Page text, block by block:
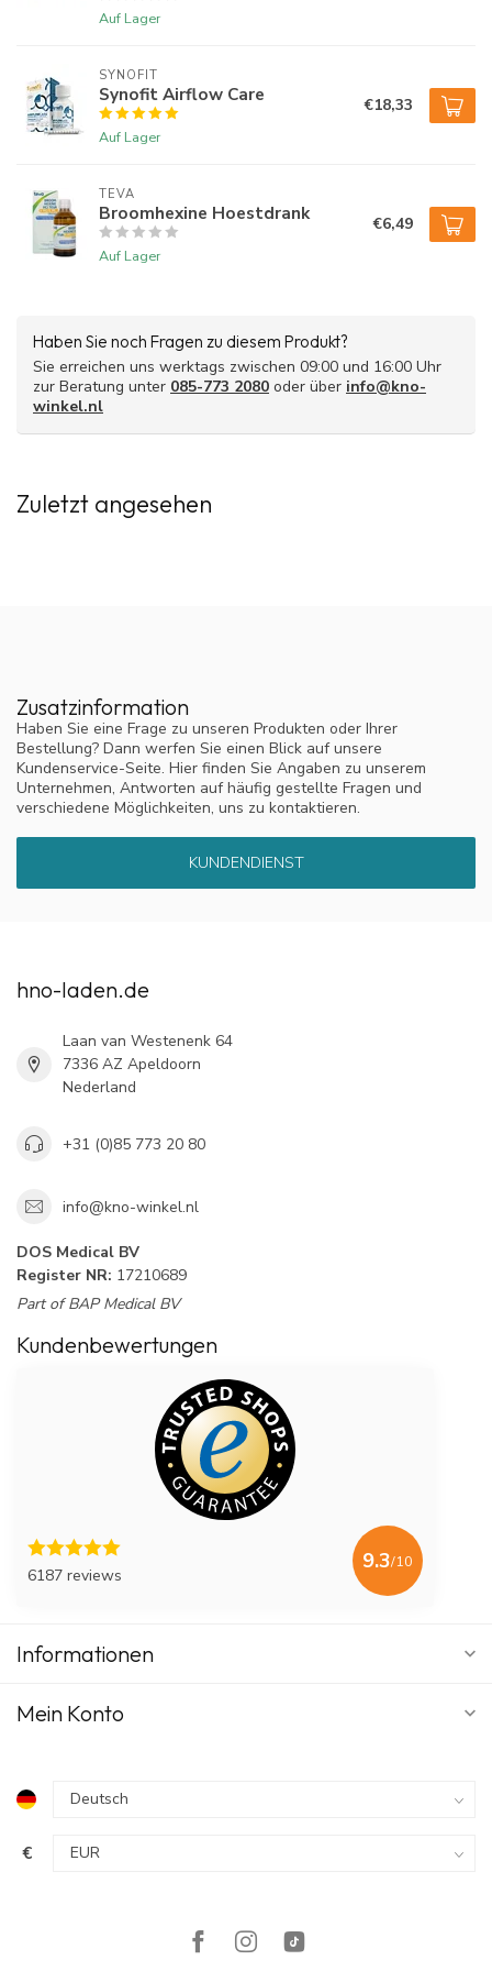
längeren Zeitraum anwenden. Das Spray ist ab 12 Jahren
Sehen Sie sich die Gebrauchsanweisung an
Mellosan Rachenspray kann verwendet werden, um Ihren Hals
zu beruhigen und das Kribbeln im Hals zu lindern
Auf Lager
SYNOFIT
Synofit Airflow Care
Auf Lager
€18,33
TEVA
Broomhexine Hoestdrank
Auf Lager
€6,49
Haben Sie noch Fragen zu diesem Produkt?
Sie erreichen uns werktags zwischen 09:00 und 16:00 Uhr
zur Beratung unter 085-773 2080 oder über info@kno-
winkel.nl
Zuletzt angesehen
Zusatzinformation
Haben Sie eine Frage zu unseren Produkten oder Ihrer
Bestellung? Dann werfen Sie einen Blick auf unsere
Kundenservice-Seite. Hier finden Sie Angaben zu unserem
Unternehmen, Antworten auf häufig gestellte Fragen und
verschiedene Möglichkeiten, uns zu kontaktieren.
KUNDENDIENST
hno-laden.de
Laan van Westenenk 64
7336 AZ Apeldoorn
Nederland
+31 (0)85 773 20 80
info@kno-winkel.nl
DOS Medical BV
Register NR: 17210689
Part of BAP Medical BV
Kundenbewertungen
6187 reviews
9.3/10
Informationen
Mein Konto
€